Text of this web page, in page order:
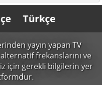
Türkçe
yayın yapan TV
frekanslarını ve
için gerekli bilgilerin yer